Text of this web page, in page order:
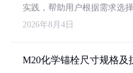
实践，帮助用户根据需求选
2026年8月4日
M20化学锚栓尺寸规格及